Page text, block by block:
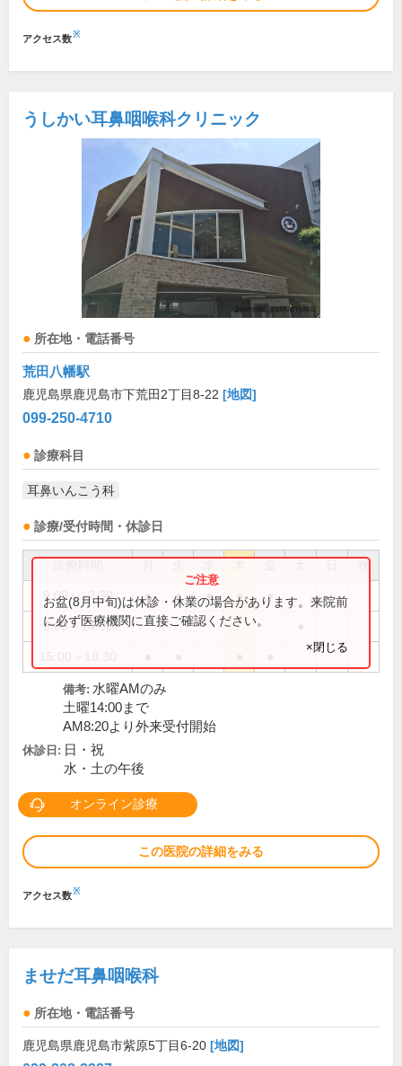
アクセス数※
うしかい耳鼻咽喉科クリニック
所在地・電話番号
荒田八幡駅
鹿児島県鹿児島市下荒田2丁目8-22 [地図]
099-250-4710
診療科目
耳鼻いんこう科
診療/受付時間・休診日
祝
9:00～12:30 ● ● ● ● ●
9:00～14:00
お盆(8月中旬)は休診・休業の場合があります。来院前
に必ず医療機関に直接ご確認ください。
×閉じる
備考: 水曜AMのみ
土曜14:00まで
AM8:20より外来受付開始
休診日: 日・祝
水・土の午後
オンライン診療
この医院の詳細をみる
アクセス数※
ませだ耳鼻咽喉科
所在地・電話番号
鹿児島県鹿児島市紫原5丁目6-20 [地図]